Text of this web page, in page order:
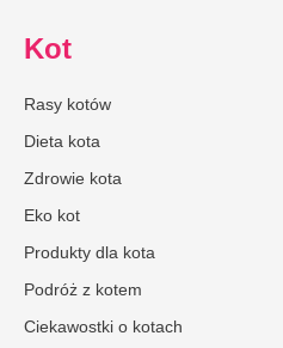
Kot
Rasy kotów
Dieta kota
Zdrowie kota
Eko kot
Produkty dla kota
Podróż z kotem
Ciekawostki o kotach